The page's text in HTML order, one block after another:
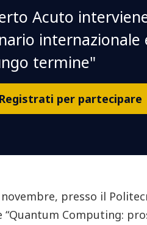
Acuto
termine"
Registrati per partecipare
presso il
“Quantum Computing: